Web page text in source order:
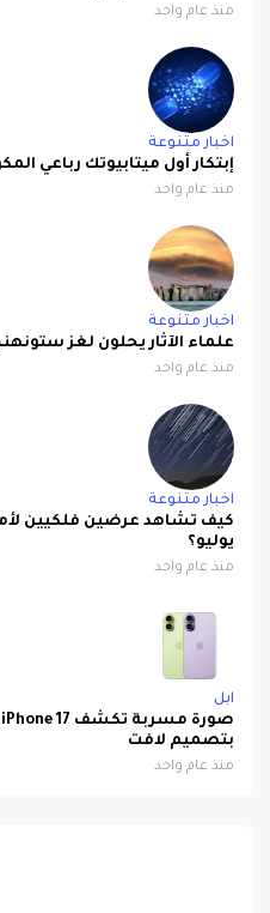
منذ عام واحد
اخبار متنوعة
إبتكار أول ميتابيوتك رباعي
منذ عام واحد
اخبار متنوعة
علماء الآثار يحلون لغز
منذ عام واحد
اخبار متنوعة
كيف تشاهد عرضين فلكيين
يوليو؟
منذ عام واحد
ابل
بتصميم لافت
منذ عام واحد